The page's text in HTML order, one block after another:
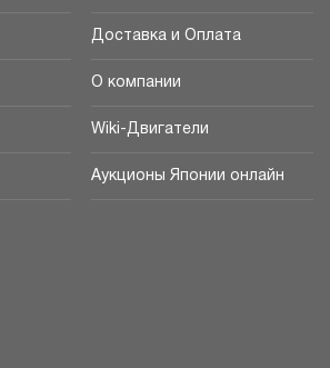
Доставка и Оплата
О компании
Wiki-Двигатели
Аукционы Японии онлайн